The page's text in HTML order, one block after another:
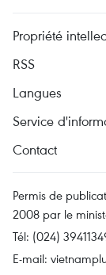
Propriété
RSS
Langues
Service
Contact
Permis de
2008 par le
Tél: (024)
E-mail: